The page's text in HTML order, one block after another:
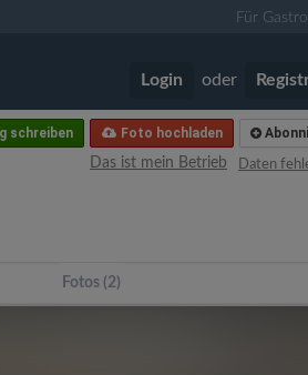
Für
Login oder
Foto hochladen
schreiben
Daten
Das ist mein Betrieb
Fotos (2)